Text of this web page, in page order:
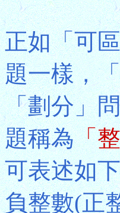
正如「可
題一樣，
「劃分」
題稱為「
可表述如
負整數(正